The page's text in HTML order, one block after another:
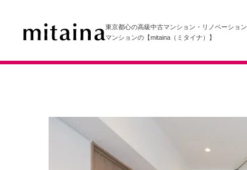
東京都心の高級中古マンション・リノベーション
マンションの【mitaina（ミタイナ）】